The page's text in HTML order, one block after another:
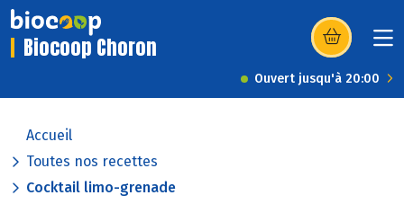
Biocoop Choron (s’ouvre dans
Ouvert jusqu'à 20:00
Accueil
Toutes nos recettes
Cocktail limo-grenade